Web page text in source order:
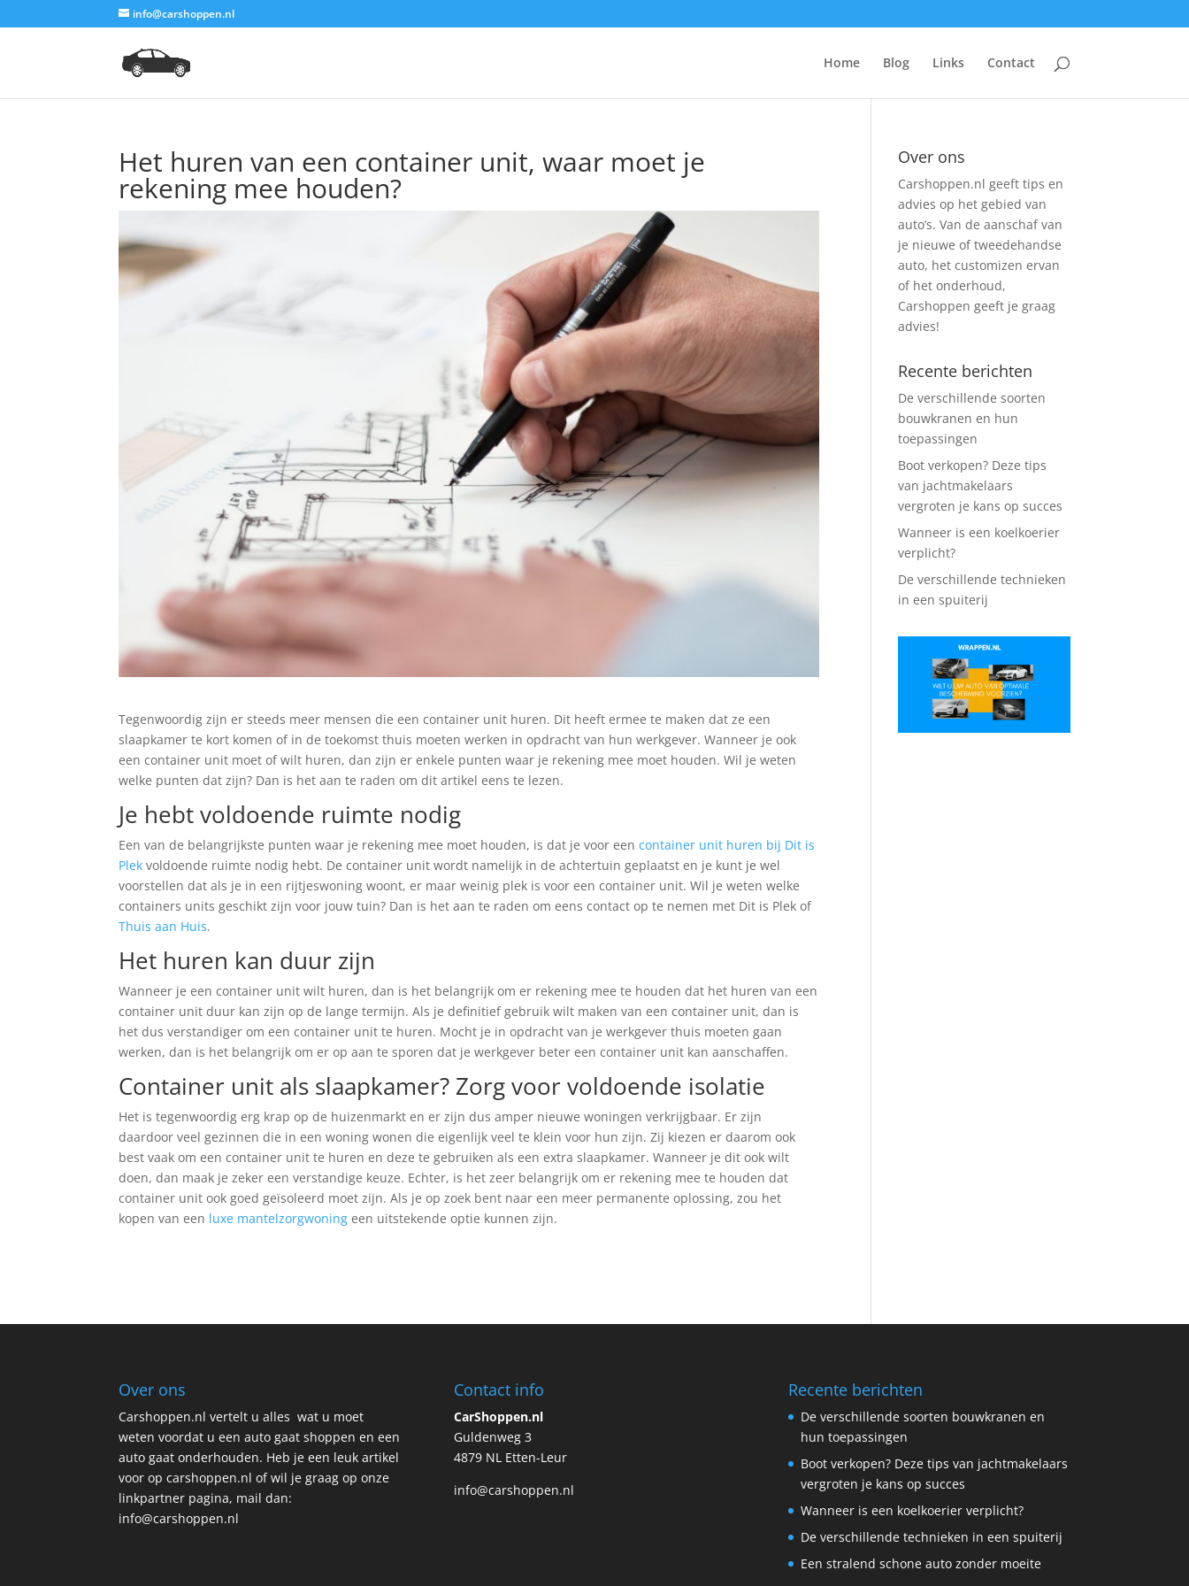
info@carshoppen.nl
Home Blog Links Contact
Het huren van een container unit, waar moet je
rekening mee houden?
Tegenwoordig zijn er steeds meer mensen die een container unit huren. Dit heeft ermee te maken dat ze een
slaapkamer te kort komen of in de toekomst thuis moeten werken in opdracht van hun werkgever. Wanneer je ook
een container unit moet of wilt huren, dan zijn er enkele punten waar je rekening mee moet houden. Wil je weten
welke punten dat zijn? Dan is het aan te raden om dit artikel eens te lezen.
Je hebt voldoende ruimte nodig
Een van de belangrijkste punten waar je rekening mee moet houden, is dat je voor eencontainer unit huren bij Dit is
Plek voldoende ruimte nodig hebt. De container unit wordt namelijk in de achtertuin geplaatst en je kunt je wel
voorstellen dat als je in een rijtjeswoning woont, er maar weinig plek is voor een container unit. Wil je weten welke
containers units geschikt zijn voor jouw tuin? Dan is het aan te raden om eens contact op te nemen met Dit is Plek of
Thuis aan Huis.
Het huren kan duur zijn
Wanneer je een container unit wilt huren, dan is het belangrijk om er rekening mee te houden dat het huren van een
container unit duur kan zijn op de lange termijn. Als je definitief gebruik wilt maken van een container unit, dan is
het dus verstandiger om een container unit te huren. Mocht je in opdracht van je werkgever thuis moeten gaan
werken, dan is het belangrijk om er op aan te sporen dat je werkgever beter een container unit kan aanschaffen.
Container unit als slaapkamer? Zorg voor voldoende isolatie
Het is tegenwoordig erg krap op de huizenmarkt en er zijn dus amper nieuwe woningen verkrijgbaar. Er zijn
daardoor veel gezinnen die in een woning wonen die eigenlijk veel te klein voor hun zijn. Zij kiezen er daarom ook
best vaak om een container unit te huren en deze te gebruiken als een extra slaapkamer. Wanneer je dit ook wilt
doen, dan maak je zeker een verstandige keuze. Echter, is het zeer belangrijk om er rekening mee te houden dat
container unit ook goed geïsoleerd moet zijn. Als je op zoek bent naar een meer permanente oplossing, zou het
kopen van een luxe mantelzorgwoning een uitstekende optie kunnen zijn.
Over ons
Carshoppen.nl geeft tips en
advies op het gebied van
auto’s. Van de aanschaf van
je nieuwe of tweedehandse
auto, het customizen ervan
of het onderhoud,
Carshoppen geeft je graag
advies!
Recente berichten
De verschillende soorten
bouwkranen en hun
toepassingen
Boot verkopen? Deze tips
van jachtmakelaars
vergroten je kans op succes
Wanneer is een koelkoerier
verplicht?
De verschillende technieken
in een spuiterij
Over ons
Carshoppen.nl vertelt u alles wat u moet
weten voordat u een auto gaat shoppen en een
auto gaat onderhouden. Heb je een leuk artikel
voor op carshoppen.nl of wil je graag op onze
linkpartner pagina, mail dan:
info@carshoppen.nl
Contact info
CarShoppen.nl
Guldenweg 3
4879 NL Etten-Leur
info@carshoppen.nl
Recente berichten
De verschillende soorten bouwkranen en
hun toepassingen
Boot verkopen? Deze tips van jachtmakelaars
vergroten je kans op succes
Wanneer is een koelkoerier verplicht?
De verschillende technieken in een spuiterij
Een stralend schone auto zonder moeite